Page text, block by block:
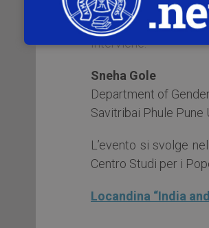
L’appuntamento con
Interviene:
Sneha Gole
Department of
Savitribai Phule Pune
L’evento si svolge
Centro Studi per i
Locandina “India